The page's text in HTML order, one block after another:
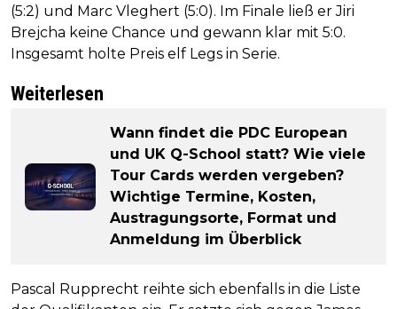
(5:2) und Marc Vleghert (5:0). Im Finale ließ er Jiri
Brejcha keine Chance und gewann klar mit 5:0.
Insgesamt holte Preis elf Legs in Serie.
Weiterlesen
Wann findet die PDC European
und UK Q-School statt? Wie viele
Tour Cards werden vergeben?
Wichtige Termine, Kosten,
Austragungsorte, Format und
Anmeldung im Überblick
Pascal Rupprecht reihte sich ebenfalls in die Liste